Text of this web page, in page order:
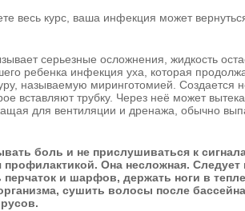
весь курс, ваша инфекция может
серьезные осложнения, жидкость
ребенка инфекция уха, которая
называемую миринготомией. Создается
вставляют трубку. Через неё может
для вентиляции и дренажа, обычно
боль и не прислушиваться к
профилактикой. Она несложная.
перчаток и шарфов, держать ноги в
сушить волосы после